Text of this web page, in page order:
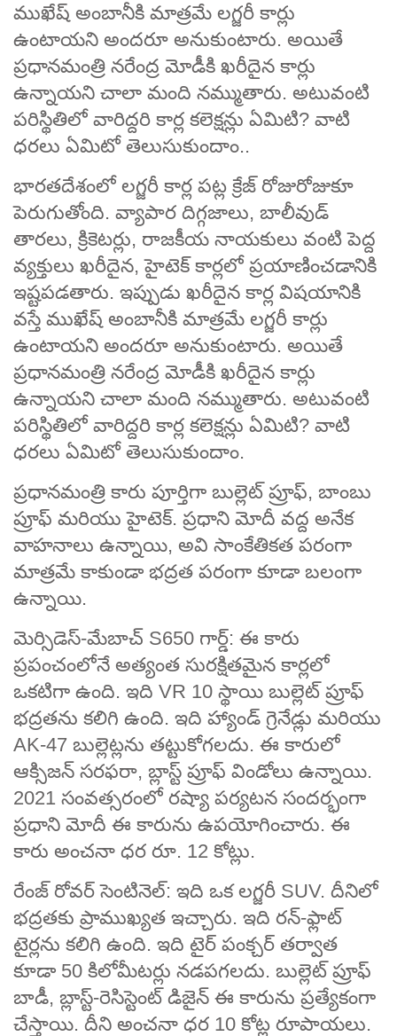
ముఖేష్ అంబానీకి మాత్రమే లగ్జరీ కార్లు
ఉంటాయని అందరూ అనుకుంటారు. అయితే
ప్రధానమంత్రి నరేంద్ర మోడీకి ఖరీదైన కార్లు
ఉన్నాయని చాలా మంది నమ్ముతారు. అటువంటి
పరిస్థితిలో వారిద్దరి కార్ల కలెక్షన్లు ఏమిటి? వాటి
ధరలు ఏమిటో తెలుసుకుందాం..
భారతదేశంలో లగ్జరీ కార్ల పట్ల క్రేజ్ రోజురోజుకూ
పెరుగుతోంది. వ్యాపార దిగ్గజాలు, బాలీవుడ్
తారలు, క్రికెటర్లు, రాజకీయ నాయకులు వంటి పెద్ద
వ్యక్తులు ఖరీదైన, హైటెక్ కార్లలో ప్రయాణించడానికి
ఇష్టపడతారు. ఇప్పుడు ఖరీదైన కార్ల విషయానికి
వస్తే ముఖేష్ అంబానీకి మాత్రమే లగ్జరీ కార్లు
ఉంటాయని అందరూ అనుకుంటారు. అయితే
ప్రధానమంత్రి నరేంద్ర మోడీకి ఖరీదైన కార్లు
ఉన్నాయని చాలా మంది నమ్ముతారు. అటువంటి
పరిస్థితిలో వారిద్దరి కార్ల కలెక్షన్లు ఏమిటి? వాటి
ధరలు ఏమిటో తెలుసుకుందాం.
ప్రధానమంత్రి కారు పూర్తిగా బుల్లెట్ ప్రూఫ్, బాంబు
ప్రూఫ్ మరియు హైటెక్. ప్రధాని మోదీ వద్ద అనేక
వాహనాలు ఉన్నాయి, అవి సాంకేతికత పరంగా
మాత్రమే కాకుండా భద్రత పరంగా కూడా బలంగా
ఉన్నాయి.
మెర్సిడెస్-మేబాచ్ S650 గార్డ్: ఈ కారు
ప్రపంచంలోనే అత్యంత సురక్షితమైన కార్లలో
ఒకటిగా ఉంది. ఇది VR 10 స్థాయి బుల్లెట్ ప్రూఫ్
భద్రతను కలిగి ఉంది. ఇది హ్యాండ్ గ్రెనేడ్లు మరియు
AK-47 బుల్లెట్లను తట్టుకోగలదు. ఈ కారులో
ఆక్సిజన్ సరఫరా, బ్లాస్ట్ ప్రూఫ్ విండోలు ఉన్నాయి.
2021 సంవత్సరంలో రష్యా పర్యటన సందర్భంగా
ప్రధాని మోదీ ఈ కారును ఉపయోగించారు. ఈ
కారు అంచనా ధర రూ. 12 కోట్లు.
రేంజ్ రోవర్ సెంటినెల్: ఇది ఒక లగ్జరీ SUV. దీనిలో
భద్రతకు ప్రాముఖ్యత ఇచ్చారు. ఇది రన్-ఫ్లాట్
టైర్లను కలిగి ఉంది. ఇది టైర్ పంక్చర్ తర్వాత
కూడా 50 కిలోమీటర్లు నడపగలదు. బుల్లెట్ ప్రూఫ్
బాడీ, బ్లాస్ట్-రెసిస్టెంట్ డిజైన్ ఈ కారును ప్రత్యేకంగా
చేస్తాయి. దీని అంచనా ధర 10 కోట్ల రూపాయలు.